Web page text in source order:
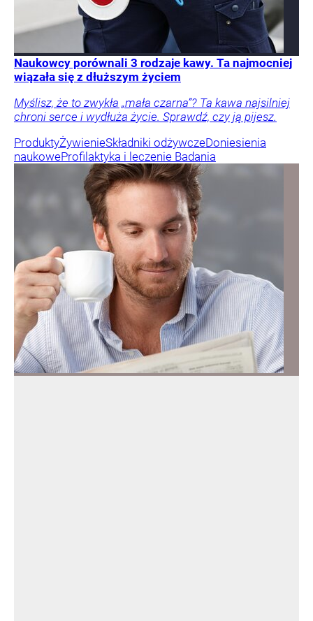
Naukowcy porównali 3 rodzaje kawy. Ta najmocniej
wiązała się z dłuższym życiem
Myślisz, że to zwykła „mała czarna”? Ta kawa najsilniej
chroni serce i wydłuża życie. Sprawdź, czy ją pijesz.
ProduktyŻywienieSkładniki odżywczeDoniesienia
naukoweProfilaktyka i leczenie Badania